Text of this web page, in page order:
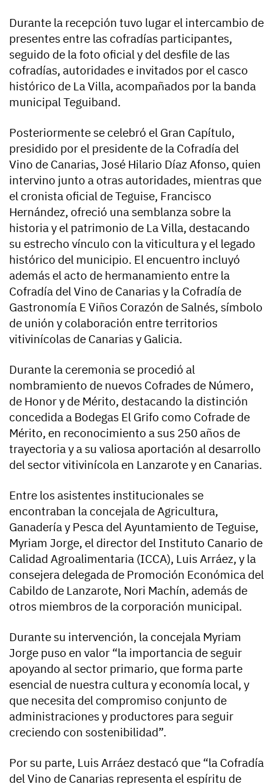
Durante la recepción tuvo lugar el intercambio de
presentes entre las cofradías participantes,
seguido de la foto oficial y del desfile de las
cofradías, autoridades e invitados por el casco
histórico de La Villa, acompañados por la banda
municipal Teguiband.
Posteriormente se celebró el Gran Capítulo,
presidido por el presidente de la Cofradía del
Vino de Canarias, José Hilario Díaz Afonso, quien
intervino junto a otras autoridades, mientras que
el cronista oficial de Teguise, Francisco
Hernández, ofreció una semblanza sobre la
historia y el patrimonio de La Villa, destacando
su estrecho vínculo con la viticultura y el legado
histórico del municipio. El encuentro incluyó
además el acto de hermanamiento entre la
Cofradía del Vino de Canarias y la Cofradía de
Gastronomía E Viños Corazón de Salnés, símbolo
de unión y colaboración entre territorios
vitivinícolas de Canarias y Galicia.
Durante la ceremonia se procedió al
nombramiento de nuevos Cofrades de Número,
de Honor y de Mérito, destacando la distinción
concedida a Bodegas El Grifo como Cofrade de
Mérito, en reconocimiento a sus 250 años de
trayectoria y a su valiosa aportación al desarrollo
del sector vitivinícola en Lanzarote y en Canarias.
Entre los asistentes institucionales se
encontraban la concejala de Agricultura,
Ganadería y Pesca del Ayuntamiento de Teguise,
Myriam Jorge, el director del Instituto Canario de
Calidad Agroalimentaria (ICCA), Luis Arráez, y la
consejera delegada de Promoción Económica del
Cabildo de Lanzarote, Nori Machín, además de
otros miembros de la corporación municipal.
Durante su intervención, la concejala Myriam
Jorge puso en valor “la importancia de seguir
apoyando al sector primario, que forma parte
esencial de nuestra cultura y economía local, y
que necesita del compromiso conjunto de
administraciones y productores para seguir
creciendo con sostenibilidad”.
Por su parte, Luis Arráez destacó que “la Cofradía
del Vino de Canarias representa el espíritu de